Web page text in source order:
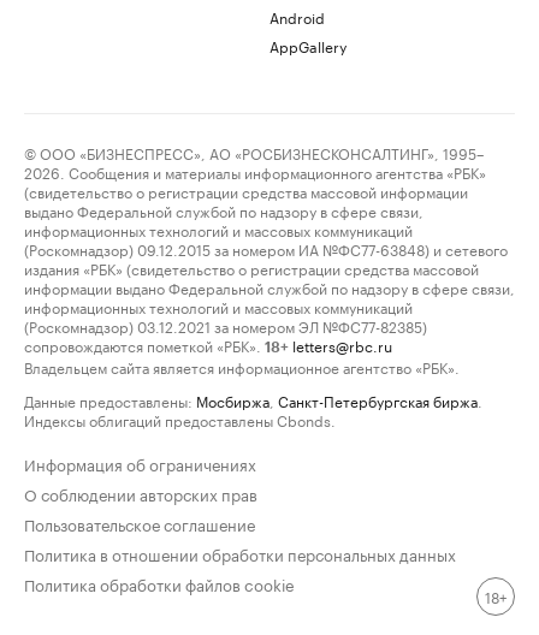
Android
AppGallery
© ООО «БИЗНЕСПРЕСС», АО «РОСБИЗНЕСКОНСАЛТИНГ», 1995–
2026. Сообщения и материалы информационного агентства «РБК»
(свидетельство о регистрации средства массовой информации
выдано Федеральной службой по надзору в сфере связи,
информационных технологий и массовых коммуникаций
(Роскомнадзор) 09.12.2015 за номером ИА №ФС77-63848) и сетевого
издания «РБК» (свидетельство о регистрации средства массовой
информации выдано Федеральной службой по надзору в сфере связи,
информационных технологий и массовых коммуникаций
(Роскомнадзор) 03.12.2021 за номером ЭЛ №ФС77-82385)
сопровождаются пометкой «РБК».
18+ letters@rbc.ru
Владельцем сайта является информационное агентство «РБК».
Данные предоставлены: Мосбиржа Санкт-Петербургская биржа
Индексы облигаций предоставлены Cbonds.
Информация об ограничениях
О соблюдении авторских прав
Пользовательское соглашение
Политика в отношении обработки персональных данных
Политика обработки файлов cookie
18+